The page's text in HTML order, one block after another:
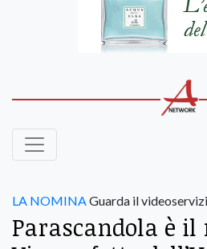
LA NOMINAGuarda il
Parascandola è il